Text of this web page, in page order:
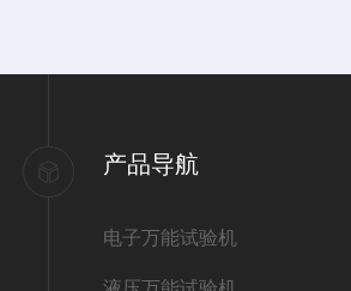
产品导航
电子万能试验机